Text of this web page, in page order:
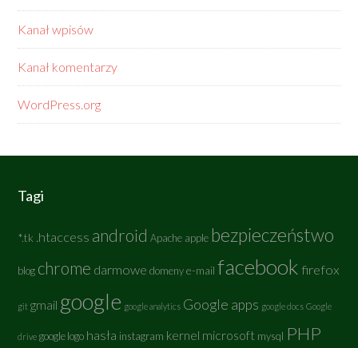
Kanał wpisów
Kanał komentarzy
WordPress.org
Tagi
*.tk .htaccess android Apache apple bezpieczeństwo
blog chrome darmowe domeny e-mail facebook firefox
git gmail google google analytics Google apps google docs Google
drive google logo hasła instagram kernel microsoft mysql PHP